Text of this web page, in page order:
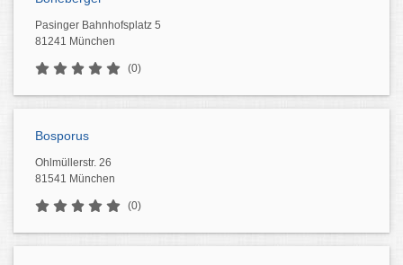
Pasinger Bahnhofsplatz 5
81241 München
(0)
Bosporus
Ohlmüllerstr. 26
81541 München
(0)